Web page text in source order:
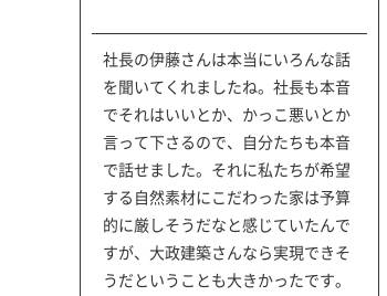
社長の伊藤さんは本当にいろんな話
を聞いてくれましたね。社長も本音
でそれはいいとか、かっこ悪いとか
言って下さるので、自分たちも本音
で話せました。それに私たちが希望
する自然素材にこだわった家は予算
的に厳しそうだなと感じていたんで
すが、大政建築さんなら実現できそ
うだということも大きかったです。